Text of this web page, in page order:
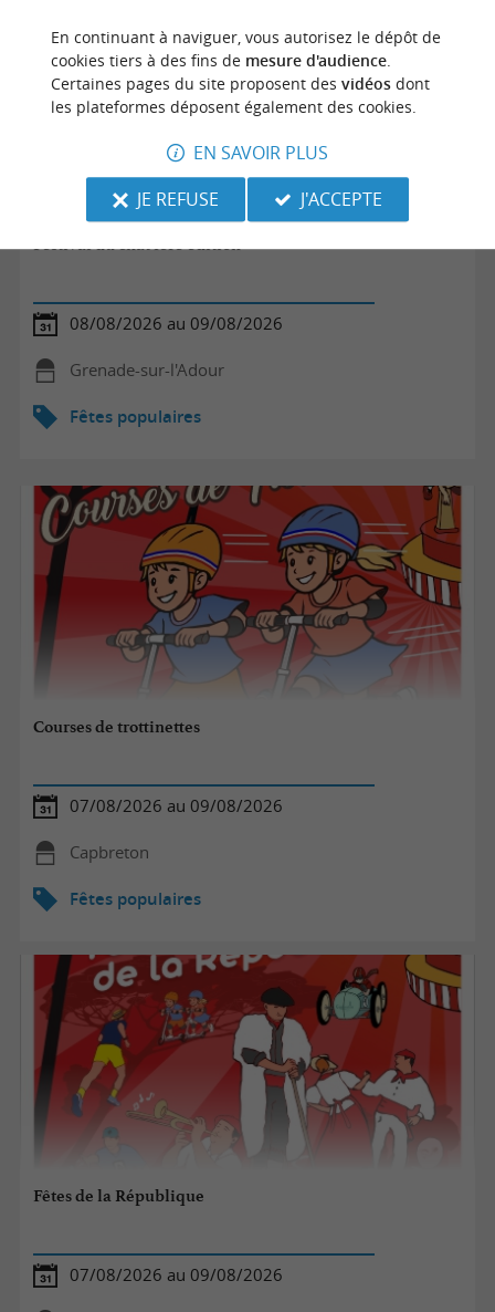
Festival du chat 1ère édition
08/08/2026 au 09/08/2026
Grenade-sur-l'Adour
Fêtes populaires
Courses de trottinettes
07/08/2026 au 09/08/2026
Capbreton
Fêtes populaires
Fêtes de la République
07/08/2026 au 09/08/2026
En continuant à naviguer, vous autorisez le dépôt de
cookies tiers à des fins de mesure d'audience.
Certaines pages du site proposent des vidéosdont
les plateformes déposent également des cookies.
EN SAVOIR PLUS
JE REFUSE
J'ACCEPTE